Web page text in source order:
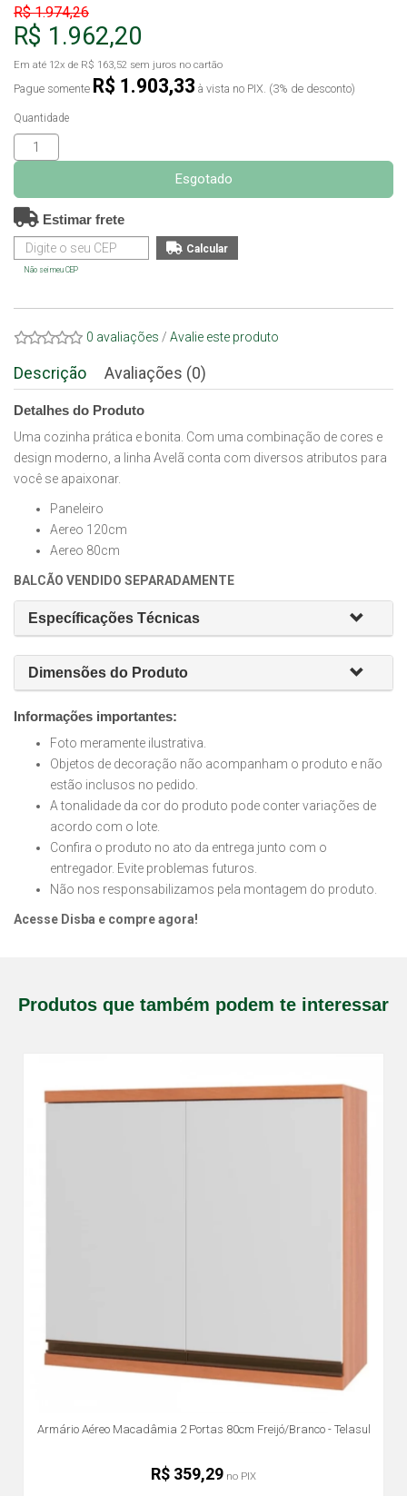
R$ 1.974,26
R$ 1.962,20
Em até 12x de R$ 163,52 sem juros no cartão
Pague somente R$ 1.903,33 à vista no PIX. (3% de desconto)
Quantidade
Esgotado
Estimar frete
Não sei meu CEP
0 avaliações / Avalie este produto
Descrição Avaliações (0)
Detalhes do Produto
Uma cozinha prática e bonita. Com uma combinação de cores e
design moderno, a linha Avelã conta com diversos atributos para
você se apaixonar.
Paneleiro
Aereo 120cm
Aereo 80cm
BALCÃO VENDIDO SEPARADAMENTE
Específicações Técnicas
Dimensões do Produto
Informações importantes:
Foto meramente ilustrativa.
Objetos de decoração não acompanham o produto e não
estão inclusos no pedido.
A tonalidade da cor do produto pode conter variações de
acordo com o lote.
Confira o produto no ato da entrega junto com o
entregador. Evite problemas futuros.
Não nos responsabilizamos pela montagem do produto.
Acesse Disba e compre agora!
Produtos que também podem te interessar
Armário Aéreo Macadâmia 2 Portas 80cm Freijó/Branco - Telasul
R$ 359,29 no PIX